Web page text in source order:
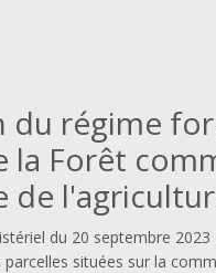
du régime
la Forêt
de
du 20 septembre 2023
situées sur la